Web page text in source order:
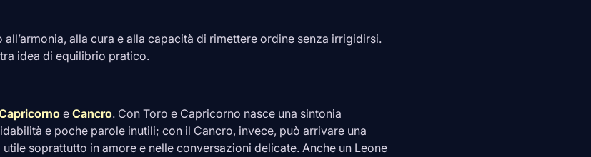
all’armonia, alla cura e alla capacità di rimettere ordine senza irrigidirsi.
idea di equilibrio pratico.
e Cancro. Con Toro e Capricorno nasce una sintonia
e poche parole inutili; con il Cancro, invece, può arrivare una
soprattutto in amore e nelle conversazioni delicate. Anche un Leone